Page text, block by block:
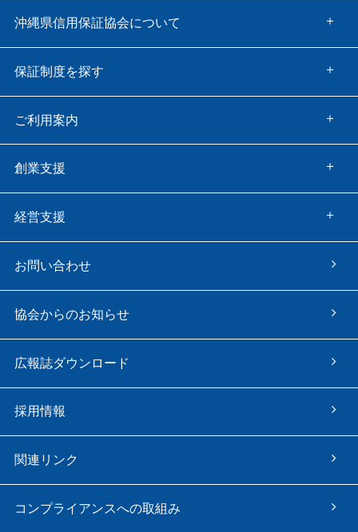
沖縄県信用保証協会について
保証制度を探す
ご利用案内
創業支援
経営支援
お問い合わせ
協会からのお知らせ
広報誌ダウンロード
採用情報
関連リンク
コンプライアンスへの取組み